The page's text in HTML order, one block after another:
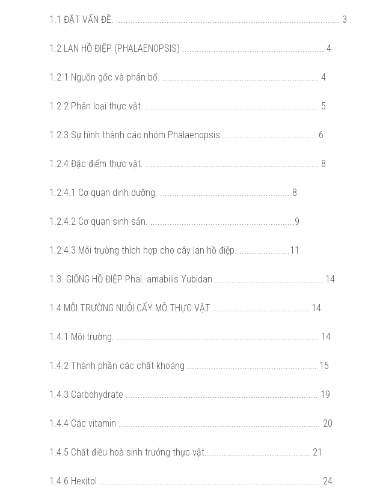
1.1 ĐẶT VẤN ĐỀ. ............................................................................................. 3
1.2 LAN HỒ ĐIỆP (PHALAENOPSIS) ........................................................... 4
1.2.1 Nguồn gốc và phân bố. ................................................................. 4
1.2.2 Phân loại thực vật. ........................................................................ 5
1.2.3 Sự hình thành các nhóm Phalaenopsis ....................................... 6
1.2.4 Đặc điểm thực vật. ........................................................................ 8
1.2.4.1 Cơ quan dinh dưỡng. .......................................................8
1.2.4.2 Cơ quan sinh sản. ............................................................9
1.2.4.3 Môi trường thích hợp cho cây lan hồ điệp. .....................11
1.3. GIỐNG HỒ ĐIỆP Phal. amabilis Yubidan ............................................. 14
1.4 MÔI TRƯỜNG NUÔI CẤY MÔ THỰC VẬT ........................................ 14
1.4.1 Môi trường. .................................................................................... 14
1.4.2 Thành phần các chất khoáng ...................................................... 15
1.4.3 Carbohydrate ................................................................................ 19
1.4.4 Các vitamin .................................................................................... 20
1.4.5 Chất điều hoà sinh trưởng thực vật............................................ 21
1.4.6 Hexitol ............................................................................................ 24